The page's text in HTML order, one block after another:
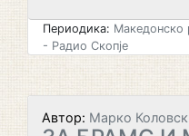
Периодика: Македонско
- Радио Скопје
Автор: Марко